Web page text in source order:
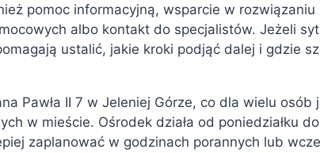
pomoc informacyjną, wsparcie w
albo kontakt do specjalistów. Jeżeli
ustalić, jakie kroki podjąć dalej i gdzie
Pawła II 7 w Jeleniej Górze, co dla wielu
w mieście. Ośrodek działa od poniedziałku
zaplanować w godzinach porannych lub